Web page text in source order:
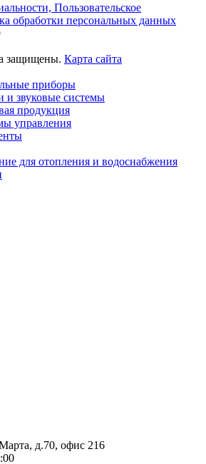
Пользовательское
обработки персональных данных
защищены. Карта сайта
приборы
и звуковые системы
продукция
управления
для отопления и водоснабжения
д.70, офис 216